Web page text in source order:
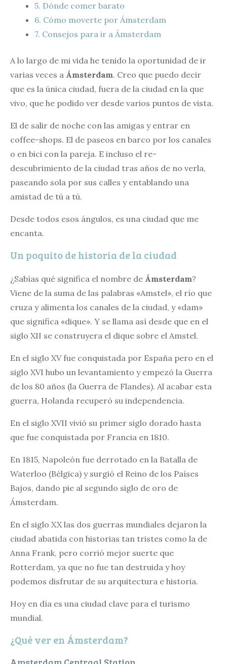
5. Dónde comer barato
6. Cómo moverte por Ámsterdam
7. Consejos para ir a Ámsterdam
A lo largo de mi vida he tenido la oportunidad de ir
varias veces a Ámsterdam. Creo que puedo decir
que es la única ciudad, fuera de la ciudad en la que
vivo, que he podido ver desde varios puntos de vista.
El de salir de noche con las amigas y entrar en
coffee-shops. El de paseos en barco por los canales
o en bici con la pareja. E incluso el re-
descubrimiento de la ciudad tras años de no verla,
paseando sola por sus calles y entablando una
amistad de tú a tú.
Desde todos esos ángulos, es una ciudad que me
encanta.
Un poquito de historia de la ciudad
¿Sabías qué significa el nombre de Ámsterdam?
Viene de la suma de las palabras «Amstel», el río que
cruza y alimenta los canales de la ciudad, y «dam»
que significa «dique». Y se llama así desde que en el
siglo XII se construyera el dique sobre el Amstel.
En el siglo XV fue conquistada por España pero en el
siglo XVI hubo un levantamiento y empezó la Guerra
de los 80 años (la Guerra de Flandes). Al acabar esta
guerra, Holanda recuperó su independencia.
En el siglo XVII vivió su primer siglo dorado hasta
que fue conquistada por Francia en 1810.
En 1815, Napoleón fue derrotado en la Batalla de
Waterloo (Bélgica) y surgió el Reino de los Países
Bajos, dando pie al segundo siglo de oro de
Ámsterdam.
En el siglo XX las dos guerras mundiales dejaron la
ciudad abatida con historias tan tristes como la de
Anna Frank, pero corrió mejor suerte que
Rotterdam, ya que no fue tan destruida y hoy
podemos disfrutar de su arquitectura e historia.
Hoy en día es una ciudad clave para el turismo
mundial.
¿Qué ver en Ámsterdam?